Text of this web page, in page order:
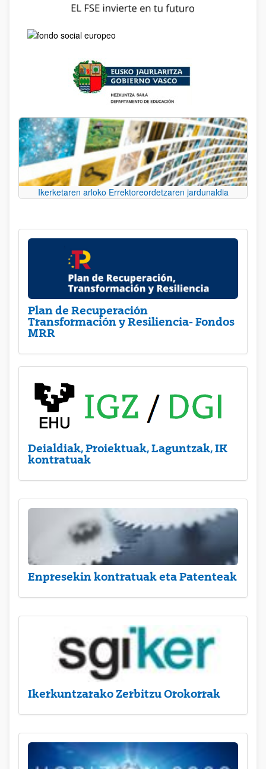
Ikerketaren arloko Errektoreordetzaren jardunaldia
Plan de Recuperación
Transformación y Resiliencia- Fondos
MRR
Deialdiak, Proiektuak, Laguntzak, IK
kontratuak
Enpresekin kontratuak eta Patenteak
Ikerkuntzarako Zerbitzu Orokorrak